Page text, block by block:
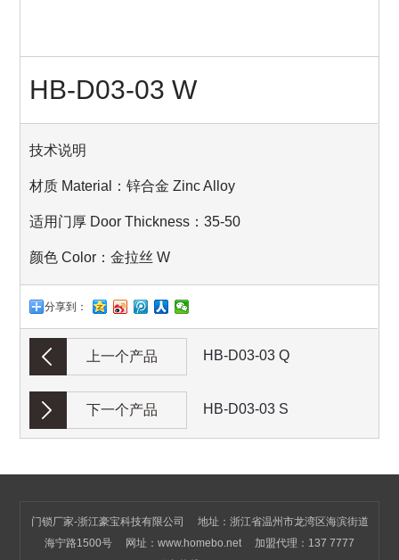
HB-D03-03 W
技术说明
材质 Material：锌合金 Zinc Alloy
适用门厚 Door Thickness：35-50
颜色 Color：金拉丝 W
分享到：
上一个产品 HB-D03-03 Q
下一个产品 HB-D03-03 S
门锁厂家-浙江豪宝科技有限公司 地址：浙江省温州市龙湾区海滨街道
海宁路1500号 网址： www.homebo.net加盟代理：137 7777